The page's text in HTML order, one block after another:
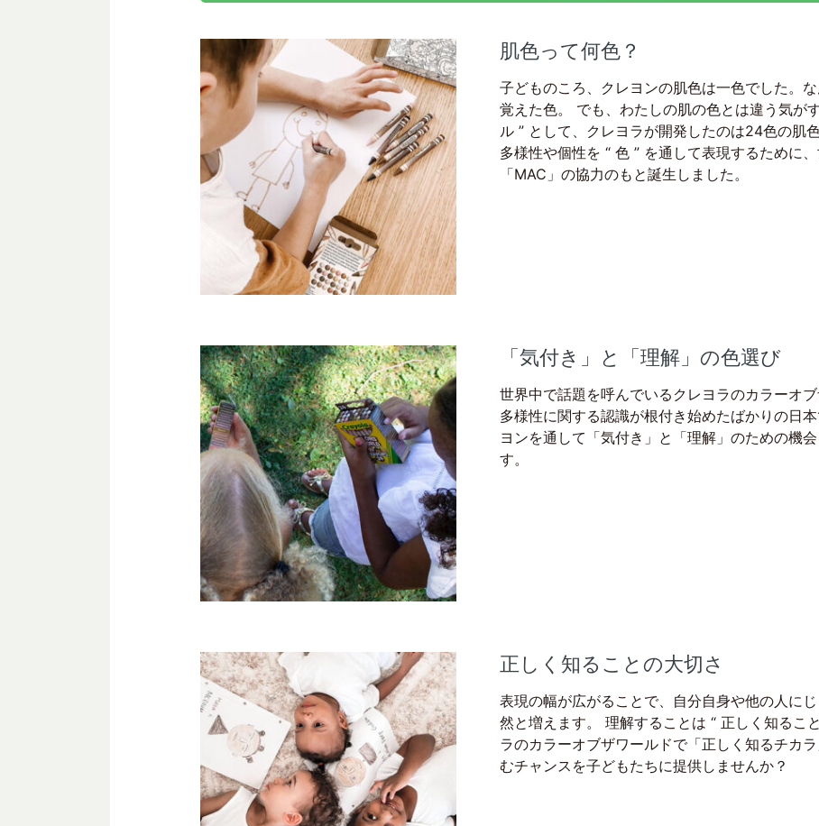
肌色って何色？
子どものころ、クレヨンの肌色は一色でした。
覚えた色。 でも、わたしの肌の色とは違う気が
ル ” として、クレヨラが開発したのは24色の肌
多様性や個性を “ 色 ” を通して表現するために
「MAC」の協力のもと誕生しました。
「気付き」と「理解」の色選び
世界中で話題を呼んでいるクレヨラのカラーオブ
多様性に関する認識が根付き始めたばかりの日
ヨンを通して「気付き」と「理解」のための機
す。
正しく知ることの大切さ
表現の幅が広がることで、自分自身や他の人に
然と増えます。 理解することは “ 正しく知るこ
ラのカラーオブザワールドで「正しく知るチカ
むチャンスを子どもたちに提供しませんか？